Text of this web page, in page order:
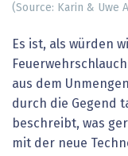
(Source: Karin & Uwe
Es ist, als würden
aus dem
durch die Gegend
beschreibt, was
mit der neue